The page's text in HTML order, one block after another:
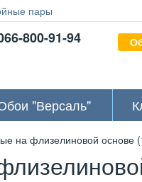
пары
800-91-94
"Версаль"
на флизелиновой основе